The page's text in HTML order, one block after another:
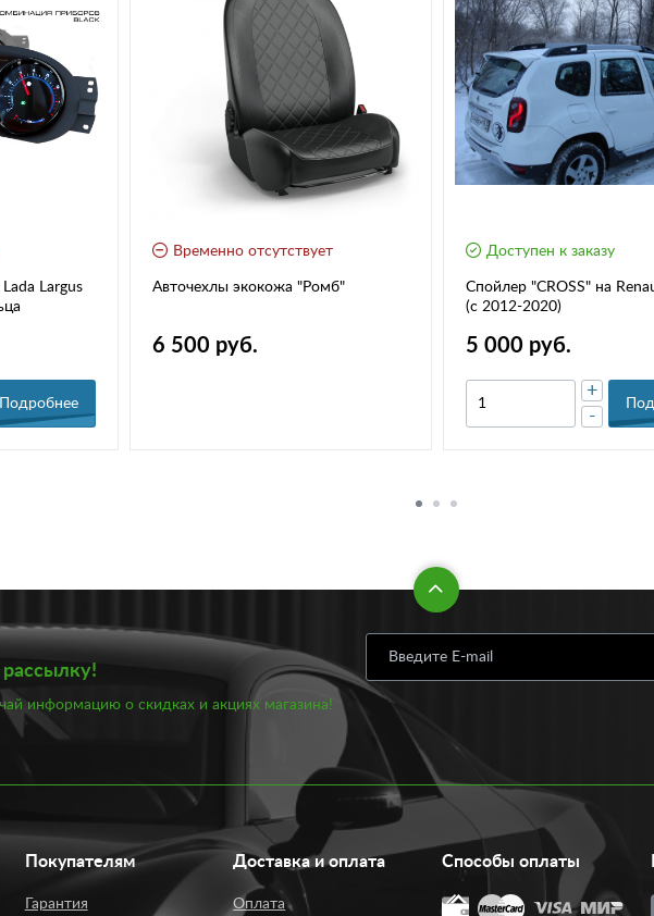
Largus
Подробнее
Временно отсутствует
Авточехлы экокожа "Ромб"
6 500 руб.
Доступен к заказу
Спойлер "CROSS" на
(c 2012-2020)
5 000 руб.
-
+
информацию о скидках и акциях магазина!
Покупателям
Гарантия
Доставка и оплата
Оплата
Способы оплаты